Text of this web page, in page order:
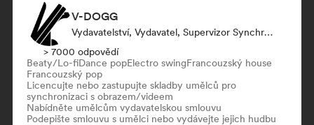
V-DOGG
Vydavatelství, Vydavatel, Supervizor Synchronizace
> 7000 odpovědí
Beaty/Lo-fiDance popElectro swingFrancouzský house
Francouzský pop
Licencujte nebo zastupujte skladby umělců pro
synchronizaci s obrazem/videem
Nabídněte umělcům vydavatelskou smlouvu
Podepište smlouvu s umělci nebo vydávejte jejich hudbu